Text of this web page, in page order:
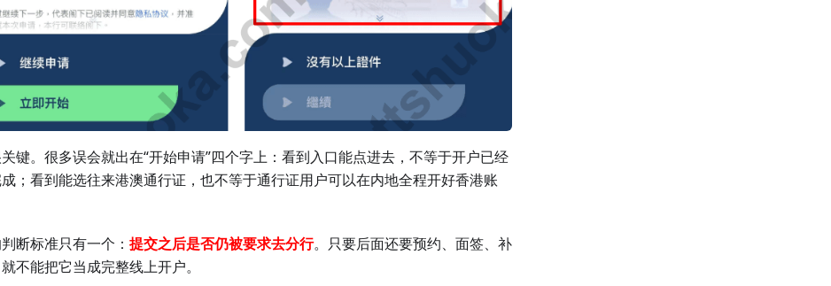
键。很多误会就出在“开始申请”四个字上：看到入口能点进去，不等于开户已经
；看到能选往来港澳通行证，也不等于通行证用户可以在内地全程开好香港账
断标准只有一个： 提交之后是否仍被要求去分行。只要后面还要预约、面签、补
不能把它当成完整线上开户。